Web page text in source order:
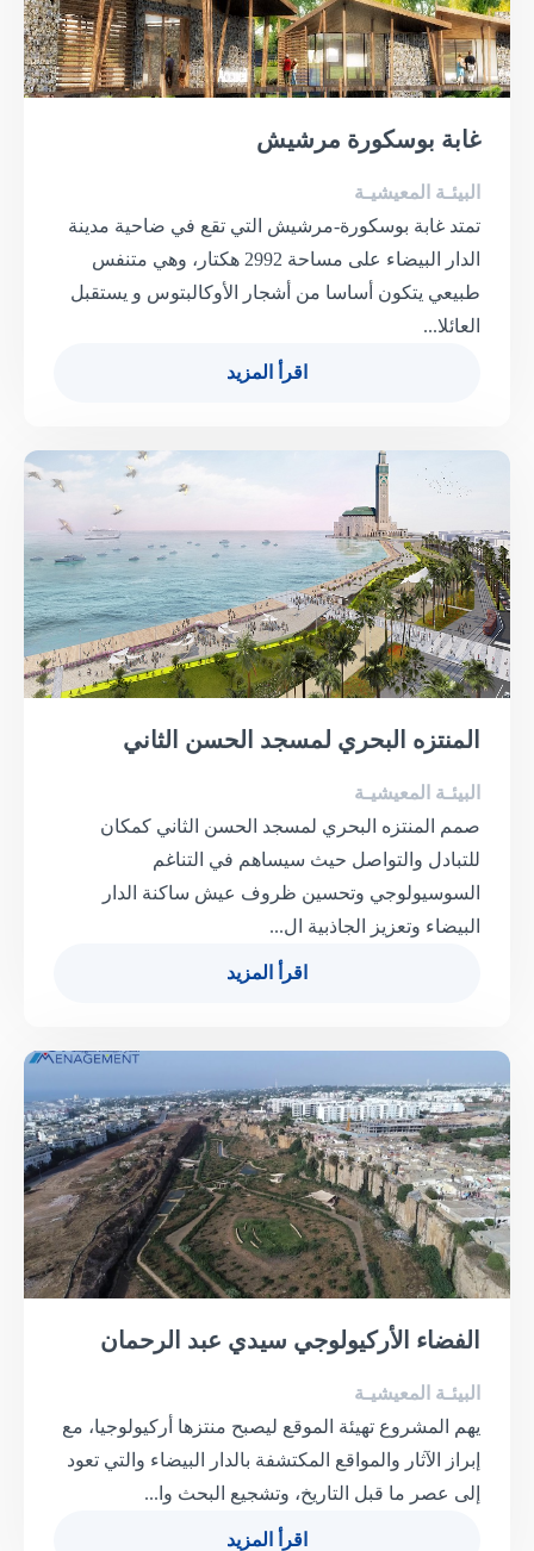
غابة بوسكورة مرشيش
البيئـة المعيشيـة
تمتد غابة بوسكورة-مرشيش التي تقع في ضاحية مدينة
الدار البيضاء على مساحة 2992 هكتار، وهي متنفس
طبيعي يتكون أساسا من أشجار الأوكالبتوس و يستقبل
العائلا...
اقرأ المزيد
المنتزه البحري لمسجد الحسن الثاني
البيئـة المعيشيـة
صمم المنتزه البحري لمسجد الحسن الثاني كمكان
للتبادل والتواصل حيث سيساهم في التناغم
السوسيولوجي وتحسين ظروف عيش ساكنة الدار
البيضاء وتعزيز الجاذبية ال...
اقرأ المزيد
الفضاء الأركيولوجي سيدي عبد الرحمان
البيئـة المعيشيـة
يهم المشروع تهيئة الموقع ليصبح منتزها أركيولوجيا، مع
إبراز الآثار والمواقع المكتشفة بالدار البيضاء والتي تعود
إلى عصر ما قبل التاريخ، وتشجيع البحث وا...
اقرأ المزيد